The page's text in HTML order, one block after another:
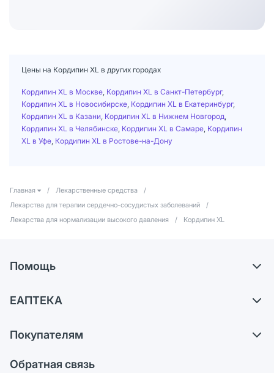
Цены на Кордипин XL в других городах
Кордипин XL в Москве Кордипин XL в Санкт-Петербург,
Кордипин XL в Новосибирске Кордипин XL в Екатеринбург,
Кордипин XL в Казани Кордипин XL в Нижнем Новгород
Кордипин XL в Челябинске Кордипин XL в Самаре Кордипин
XL в Уфе Кордипин XL в Ростове-на-Дону
Главная / Лекарственные средства
/
Лекарства для терапии сердечно-сосудистых заболеваний
/
Лекарства для нормализации высокого давления
/ Кордипин XL
Помощь
Обмен и возврат
Блог
ЕАПТЕКА
Карьера
Поставщики
Покупателям
Обратная связь